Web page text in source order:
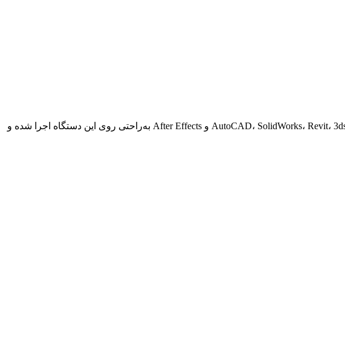
عملکرد این لپ‌تاپ در نرم‌افزارهای سنگین مهندسی و طراحی فوق‌العاده است. نرم‌افزارهایی مانند AutoCAD، SolidWorks، Revit، 3ds Max، Premiere Pro و After Effects به‌راحتی روی این دستگاه اجرا شده و